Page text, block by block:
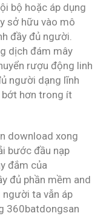
bộ hoặc áp dụng
sở hữu vào mô
đầy đủ người.
dịch đám mây
rượu động linh
người dạng lĩnh
bớt hơn trong ít
download xong
bước đầu nạp
đắm của
đủ phần mềm and
ta vẫn áp
360batdongsan